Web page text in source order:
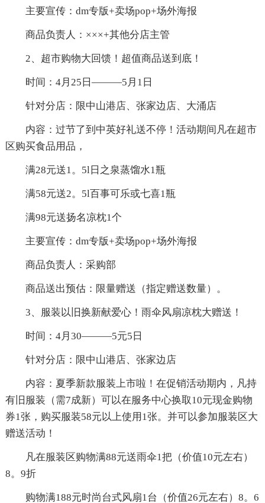
主要宣传：dm专版+卖场pop+场外海报
商品负责人：×××+其他分店主管
2、超市购物大回馈！超值商品送到底！
时间：4月25日———5月1日
针对分店：限中山港店、张家边店、大涌店
内容：过节了到中英好礼送不停！活动期间凡在超市
区购买食品用品，
满28元送1。5l日之泉蒸馏水1瓶
满58元送2。5l百事可乐或七喜1瓶
满98元送扬名凉枕1个
主要宣传：dm专版+卖场pop+场外海报
商品负责人：采购部
商品送出预估：限量赠送（指定赠送数量）。
3、服装以旧换新献爱心！雨伞风扇凉枕大赠送！
时间：4月30———5元5日
针对分店：限中山港店、张家边店
内容：夏季新款服装上市啦！在促销活动期内，凡持
有旧服装（需7成新）可以在服务中心换取10元现金购物
券1张，购买服装58元以上使用1张。并可以参加服装区大
赠送活动！
凡在服装区购物满88元送雨伞1把（价值10元左右）
8。9折
购物满188元时尚台式风扇1台（价值26元左右）8。6